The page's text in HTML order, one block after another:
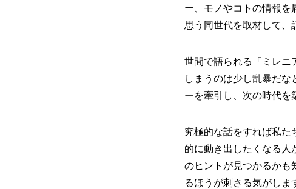
ー、モノやコトの情報
思う同世代を取材して、
世間で語られる「ミレニ
しまうのは少し乱暴だ
ーを牽引し、次の時代を
究極的な話をすれば私
的に動き出したくなる
のヒントが見つかるかも
るほうが刺さる気がしま